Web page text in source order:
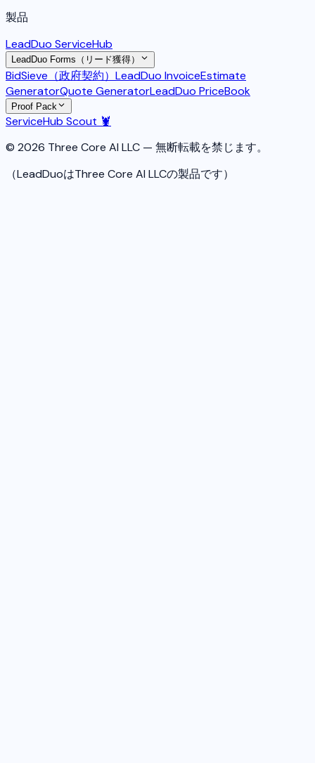
製品
LeadDuo ServiceHub
LeadDuo Forms（リード獲得）
BidSieve（政府契約） LeadDuo InvoiceEstimate
GeneratorQuote GeneratorLeadDuo PriceBook
Proof Pack
ServiceHub Scout 🦞
© 2026 Three Core AI LLC — 無断転載を禁じます。
（LeadDuoはThree Core AI LLCの製品です）